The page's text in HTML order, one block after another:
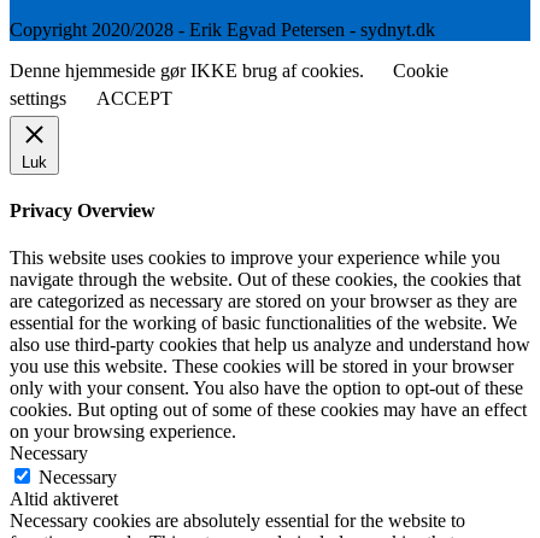
Copyright 2020/2028 - Erik Egvad Petersen - sydnyt.dk
Denne hjemmeside gør IKKE brug af cookies.
Cookie
settings
ACCEPT
Luk
Privacy Overview
This website uses cookies to improve your experience while you
navigate through the website. Out of these cookies, the cookies that
are categorized as necessary are stored on your browser as they are
essential for the working of basic functionalities of the website. We
also use third-party cookies that help us analyze and understand how
you use this website. These cookies will be stored in your browser
only with your consent. You also have the option to opt-out of these
cookies. But opting out of some of these cookies may have an effect
on your browsing experience.
Necessary
Necessary
Altid aktiveret
Necessary cookies are absolutely essential for the website to